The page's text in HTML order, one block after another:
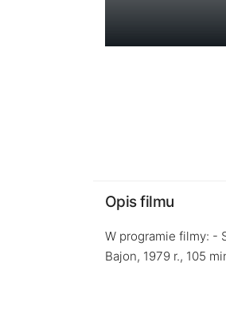
Opis filmu
W programie filmy: -
Bajon, 1979 r., 105